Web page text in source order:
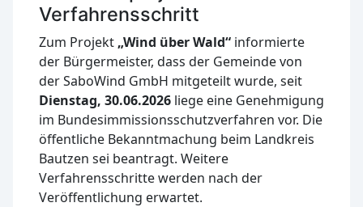
Verfahrensschritt
Zum Projekt „Wind über Wald“ informierte
der Bürgermeister, dass der Gemeinde von
der SaboWind GmbH mitgeteilt wurde, seit
Dienstag, 30.06.2026 liege eine Genehmigung
im Bundesimmissionsschutzverfahren vor. Die
öffentliche Bekanntmachung beim Landkreis
Bautzen sei beantragt. Weitere
Verfahrensschritte werden nach der
Veröffentlichung erwartet.